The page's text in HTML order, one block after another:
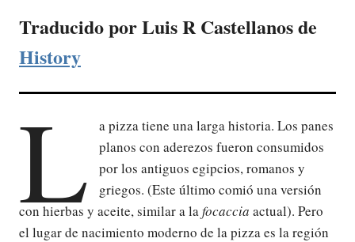
Traducido por Luis R Castellanos de
History
L
a pizza tiene una larga historia. Los panes
planos con aderezos fueron consumidos
por los antiguos egipcios, romanos y
griegos. (Este último comió una versión
con hierbas y aceite, similar a lafocaccia actual). Pero
el lugar de nacimiento moderno de la pizza es la región